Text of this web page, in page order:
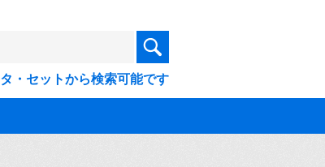
・セットから検索可能です